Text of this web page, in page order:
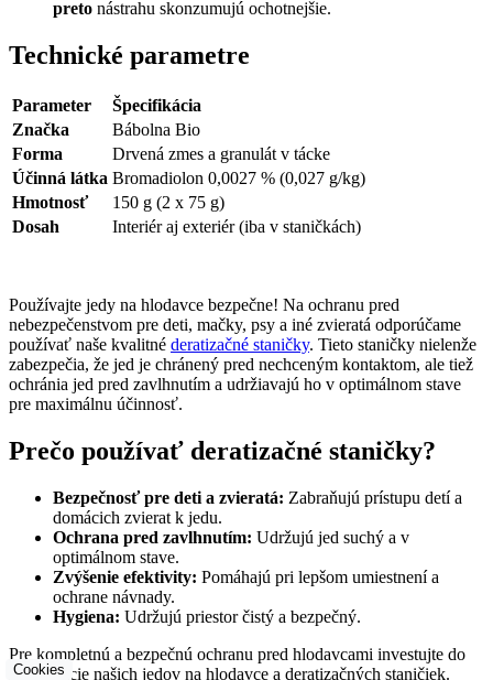
preto nástrahu skonzumujú ochotnejšie.
Technické parametre
Parameter
Špecifikácia
Značka
Bábolna Bio
Forma
Drvená zmes a granulát v tácke
Účinná látka Bromadiolon 0,0027 % (0,027 g/kg)
Hmotnosť
150 g (2 x 75 g)
Dosah
Interiér aj exteriér (iba v staničkách)
Používajte jedy na hlodavce bezpečne! Na ochranu pred
nebezpečenstvom pre deti, mačky, psy a iné zvieratá odporúčame
používať naše kvalitné deratizačné staničky. Tieto staničky nielenže
zabezpečia, že jed je chránený pred nechceným kontaktom, ale tiež
ochránia jed pred zavlhnutím a udržiavajú ho v optimálnom stave
pre maximálnu účinnosť.
Prečo používať deratizačné staničky?
Bezpečnosť pre deti a zvieratá: Zabraňujú prístupu detí a
domácich zvierat k jedu.
Ochrana pred zavlhnutím: Udržujú jed suchý a v
optimálnom stave.
Zvýšenie efektivity: Pomáhajú pri lepšom umiestnení a
ochrane návnady.
Hygiena: Udržujú priestor čistý a bezpečný.
Pre kompletnú a bezpečnú ochranu pred hlodavcami investujte do
kombinácie našich jedov na hlodavce a deratizačných staničiek.
Cookies